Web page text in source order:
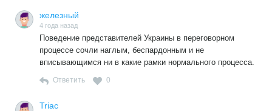
железный
4 года назад
Поведение представителей Украины в переговорном
процессе сочли наглым, беспардонным и не
вписывающимся ни в какие рамки нормального процесса.
Ответить 0
Triac